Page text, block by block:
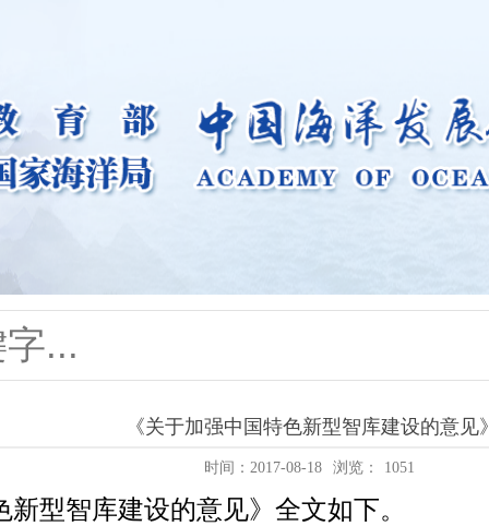
《关于加强中国特色新型智库建设的意见》
时间：2017-08-18 浏览： 1051
新型智库建设的意见》全文如下。